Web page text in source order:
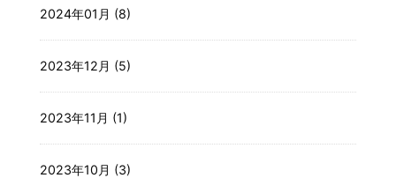
2024年01月 (8)
2023年12月 (5)
2023年11月 (1)
2023年10月 (3)